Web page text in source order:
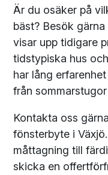
Är du osäker på
bäst? Besök
visar upp tidigare
tidstypiska hus
har lång
från
Kontakta oss
fönsterbyte i
måttagning till
skicka en